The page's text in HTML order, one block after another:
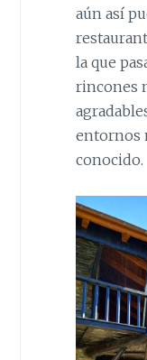
aún así
la que
rincones
entornos
conocido.